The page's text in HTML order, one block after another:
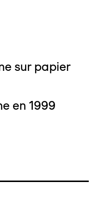
sur papier
en 1999